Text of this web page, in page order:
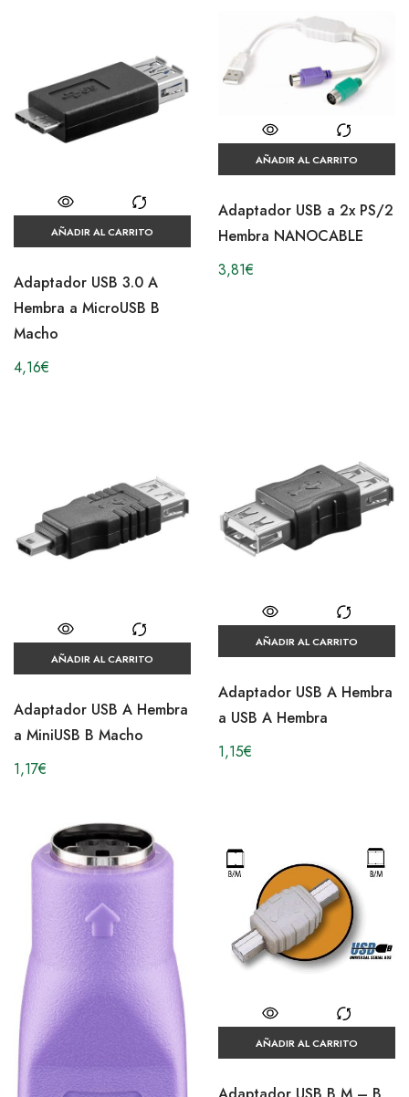
AÑADIR AL CARRITO
Adaptador USB 3.0 A
Hembra a MicroUSB B
Macho
4,16€
AÑADIR AL CARRITO
Adaptador USB a 2x PS/2
Hembra NANOCABLE
3,81€
AÑADIR AL CARRITO
Adaptador USB A Hembra
a MiniUSB B Macho
1,17€
AÑADIR AL CARRITO
Adaptador USB A Hembra
a USB A Hembra
1,15€
AÑADIR AL CARRITO